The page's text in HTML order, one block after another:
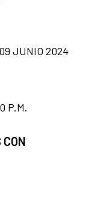
JUNIO 2024
P.M.